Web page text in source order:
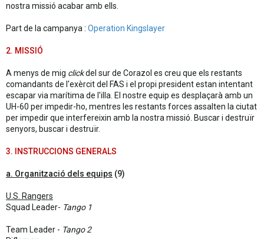
nostra missió acabar amb ells.
Part de la campanya : Operation Kingslayer
2. MISSIÓ
A menys de mig clickdel sur de Corazol es creu que els restants
comandants de l'exèrcit del FAS i el propi president estan intentant
escapar via marítima de l'illa. El nostre equip es desplaçarà amb un
UH-60 per impedir-ho, mentres les restants forces assalten la ciutat
per impedir que interfereixin amb la nostra missió. Buscar i destruïr
senyors, buscar i destruïr.
3. INSTRUCCIONS GENERALS
a. Organització dels equips (9)
U.S. Rangers
Squad Leader- Tango 1
Team Leader - Tango 2